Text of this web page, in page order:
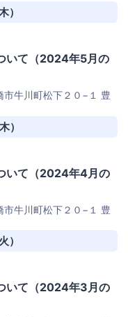
）
いて（2024年5月の
牛川町松下２０−１
豊
）
いて（2024年4月の
牛川町松下２０−１
豊
）
いて（2024年3月の